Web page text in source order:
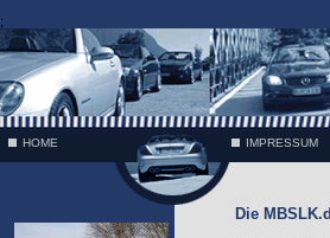
;
HOME IMPRESSUM
Die